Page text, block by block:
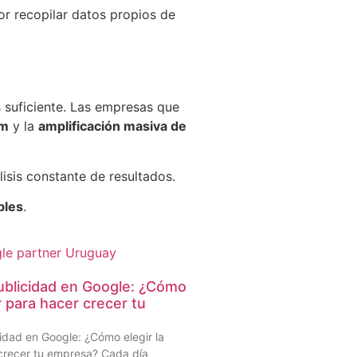
recopilar datos propios de
Las empresas que
y la amplificación masiva de
constante de resultados.
.
en Google: ¿Cómo
para hacer crecer tu
en Google: ¿Cómo elegir la
tu empresa? Cada día